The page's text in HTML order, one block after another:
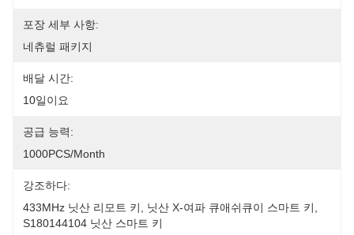
포장 세부 사항:
네츄럴 패키지
배달 시간:
10일이요
공급 능력:
1000PCS/Month
강조하다:
433MHz 닛산 리모트 키
닛산 X-여파 큐애쉬큐이 스마트 키
S180144104 닛산 스마트 키